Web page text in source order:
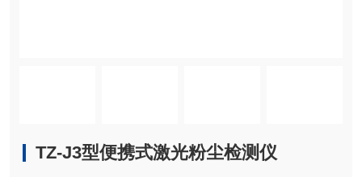
TZ-J3型便携式激光粉尘检测仪